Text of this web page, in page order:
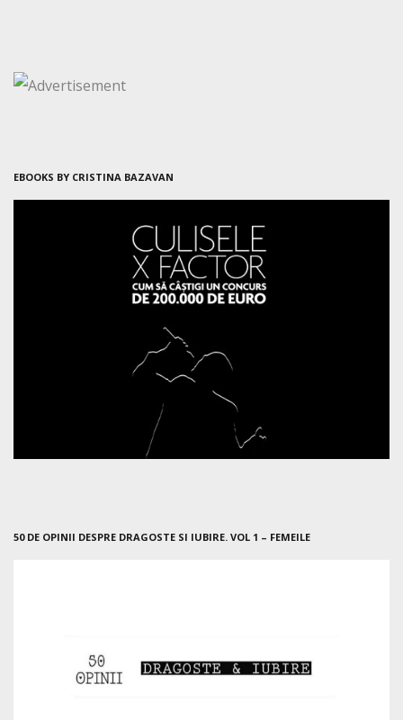
EBOOKS BY CRISTINA BAZAVAN
50 DE OPINII DESPRE DRAGOSTE SI IUBIRE. VOL 1 – FEMEILE